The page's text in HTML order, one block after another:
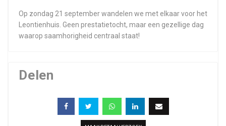
Op zondag 21 september wandelen we met elkaar voor het
Leontienhuis. Geen prestatietocht, maar een gezellige dag
waarop saamhorigheid centraal staat!
Delen